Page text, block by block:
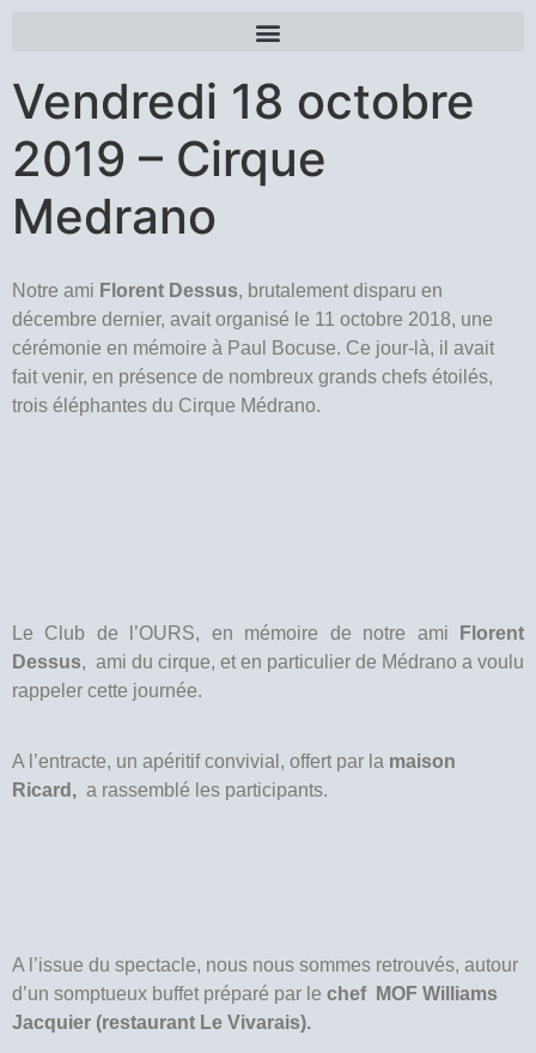
Vendredi 18 octobre
2019 – Cirque
Medrano
Notre ami Florent Dessus, brutalement disparu en
décembre dernier, avait organisé le 11 octobre 2018, une
cérémonie en mémoire à Paul Bocuse. Ce jour-là, il avait
fait venir, en présence de nombreux grands chefs étoilés,
trois éléphantes du Cirque Médrano.
Le Club de l’OURS, en mémoire de notre ami
Florent
Dessus, ami du cirque, et en particulier de Médrano a voulu
rappeler cette journée.
A l’entracte, un apéritif convivial, offert par la maison
Ricard, a rassemblé les participants.
A l’issue du spectacle, nous nous sommes retrouvés, autour
d’un somptueux buffet préparé par le chef MOF Williams
Jacquier (restaurant Le Vivarais).